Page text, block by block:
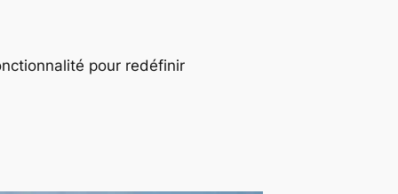
pour redéfinir